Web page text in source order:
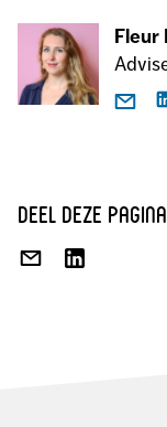
Fleur
deel deze pagina
DEEL
DEEL